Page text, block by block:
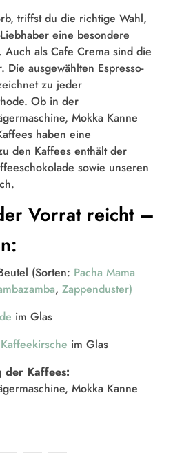
triffst du die richtige Wahl,
eine besondere
Auch als Cafe Crema sind die
ausgewählten Espresso-
zu jeder
Ob in der
Mokka Kanne
haben eine
den Kaffees enthält der
sowie unseren
Vorrat reicht –
(Sorten: Pacha Mama
, Zappenduster)
im Glas
im Glas
der Kaffees:
Mokka Kanne